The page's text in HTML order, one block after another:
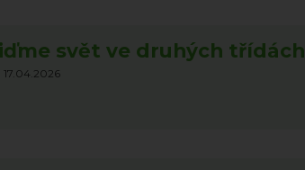
svět ve druhých třídách
17.04.2026